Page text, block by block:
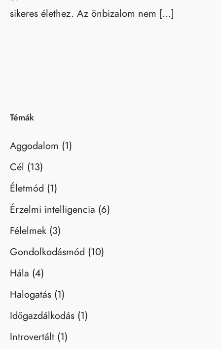
sikeres élethez. Az önbizalom nem […]
Témák
Aggodalom (1)
Cél (13)
Életmód (1)
Érzelmi intelligencia (6)
Félelmek (3)
Gondolkodásmód (10)
Hála (4)
Halogatás (1)
Időgazdálkodás (1)
Introvertált (1)